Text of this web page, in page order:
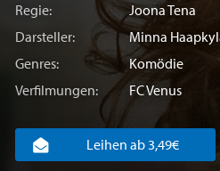
Regie:
Joona Tena
Darsteller:
Minna
Genres:
Komödie
Verfilmungen:
FC Venus
Leihen ab 3,49€